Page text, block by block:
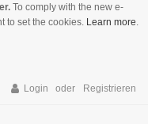
To comply with the new e-
to set the cookies. Learn more.
Login Registrieren